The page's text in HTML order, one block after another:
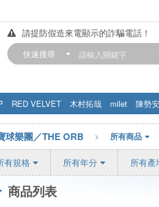
佳佳唱片
請提防假造來電顯示的詐騙電話！
【中華門市營業時間調整公告】
快速搜尋
RED VELVET 木村拓哉 milet
陳勢安
伦
球樂團／THE ORB 所有商品
有規格 所有年分 所有產
商品列表